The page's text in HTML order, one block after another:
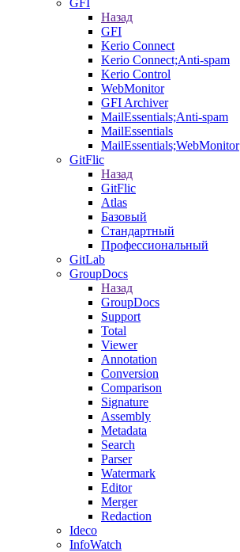
GFI
Назад
GFI
Kerio Connect
Kerio Connect;Anti-spam
Kerio Control
WebMonitor
GFI Archiver
MailEssentials;Anti-spam
MailEssentials
MailEssentials;WebMonitor
GitFlic
Назад
GitFlic
Atlas
Базовый
Стандартный
Профессиональный
GitLab
GroupDocs
Назад
GroupDocs
Support
Total
Viewer
Annotation
Conversion
Comparison
Signature
Assembly
Metadata
Search
Parser
Watermark
Editor
Merger
Redaction
Ideco
InfoWatch